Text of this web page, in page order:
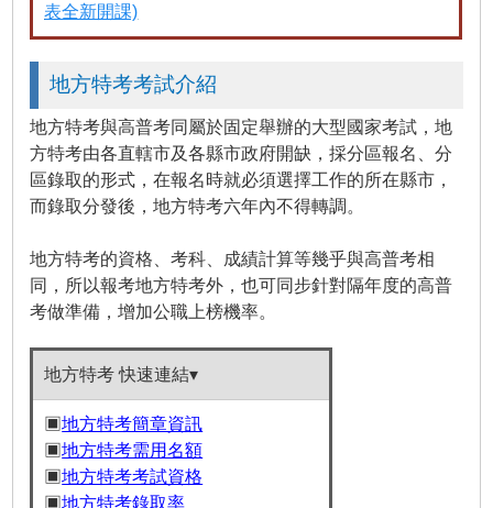
表全新開課)
地方特考考試介紹
地方特考與高普考同屬於固定舉辦的大型國家考試，地
方特考由各直轄市及各縣市政府開缺，採分區報名、分
區錄取的形式，在報名時就必須選擇工作的所在縣市，
而錄取分發後，地方特考六年內不得轉調。
地方特考的資格、考科、成績計算等幾乎與高普考相
同，所以報考地方特考外，也可同步針對隔年度的高普
考做準備，增加公職上榜機率。
地方特考 快速連結▾
▣地方特考簡章資訊
▣地方特考需用名額
▣地方特考考試資格
▣地方特考錄取率